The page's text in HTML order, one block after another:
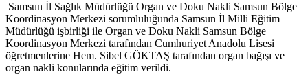
Samsun İl Sağlık Müdürlüğü Organ ve Doku Nakli Samsun Bölge
Koordinasyon Merkezi sorumluluğunda Samsun İl Milli Eğitim
Müdürlüğü işbirliği ile Organ ve Doku Nakli Samsun Bölge
Koordinasyon Merkezi tarafından Cumhuriyet Anadolu Lisesi
öğretmenlerine Hem. Sibel GÖKTAŞ tarafından organ bağışı ve
organ nakli konularında eğitim verildi.